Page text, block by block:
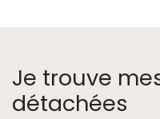
Je trouve
détachées